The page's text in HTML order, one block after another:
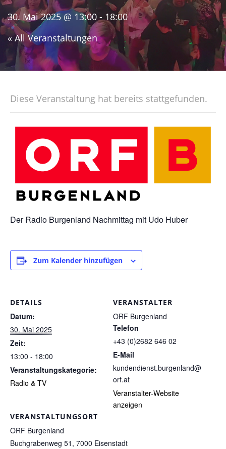
30. Mai 2025 @ 13:00-18:00
« All Veranstaltungen
Diese Veranstaltung hat bereits stattgefunden.
Der Radio Burgenland Nachmittag mit Udo Huber
Zum Kalender hinzufügen
DETAILS
Datum:
30. Mai 2025
Zeit:
13:00 - 18:00
Veranstaltungskategorie:
Radio & TV
VERANSTALTUNGSORT
ORF Burgenland
Buchgrabenweg 51, 7000 Eisenstadt
VERANSTALTER
ORF Burgenland
Telefon
+43 (0)2682 646 02
E-Mail
kundendienst.burgenland@
orf.at
Veranstalter-Website
anzeigen